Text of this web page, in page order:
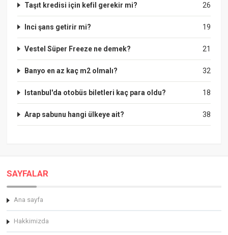
26
Taşıt kredisi için kefil gerekir mi?
19
Inci şans getirir mi?
21
Vestel Süper Freeze ne demek?
32
Banyo en az kaç m2 olmalı?
18
Istanbul'da otobüs biletleri kaç para oldu?
38
Arap sabunu hangi ülkeye ait?
SAYFALAR
Ana sayfa
Hakkimizda